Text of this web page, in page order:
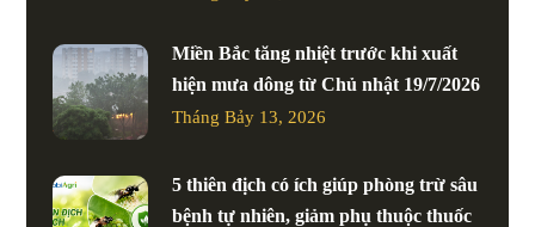
Miền Bắc tăng nhiệt trước khi xuất
hiện mưa dông từ Chủ nhật 19/7/2026
Tháng Bảy 13, 2026
5 thiên địch có ích giúp phòng trừ sâu
bệnh tự nhiên, giảm phụ thuộc thuốc